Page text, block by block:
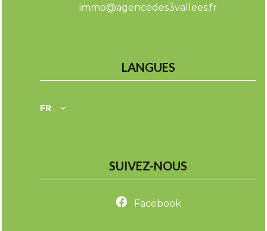
immo@agencedes3vallees.fr
LANGUES
FR
SUIVEZ-NOUS
Facebook